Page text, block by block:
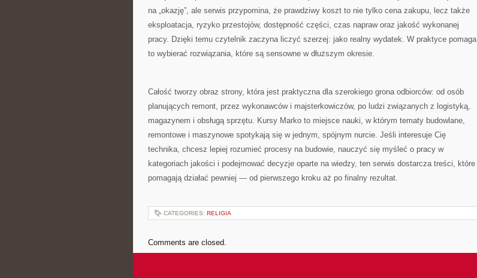
na „okazję”, ale serwis przypomina, że prawdziwy koszt to nie tylko cena zakupu, lecz także
eksploatacja, ryzyko przestojów, dostępność części, czas napraw oraz jakość wykonanej
pracy. Dzięki temu czytelnik zaczyna liczyć szerzej: jako realny wydatek. W praktyce pomaga
to wybierać rozwiązania, które są sensowne w dłuższym okresie.
Całość tworzy obraz strony, która jest praktyczna dla szerokiego grona odbiorców: od osób
planujących remont, przez wykonawców i majsterkowiczów, po ludzi związanych z logistyką,
magazynem i obsługą sprzętu. Kursy Marko to miejsce nauki, w którym tematy budowlane,
remontowe i maszynowe spotykają się w jednym, spójnym nurcie. Jeśli interesuje Cię
technika, chcesz lepiej rozumieć procesy na budowie, nauczyć się myśleć o pracy w
kategoriach jakości i podejmować decyzje oparte na wiedzy, ten serwis dostarcza treści, które
pomagają działać pewniej — od pierwszego kroku aż po finalny rezultat.
CATEGORIES: RELIGIA
Comments are closed.